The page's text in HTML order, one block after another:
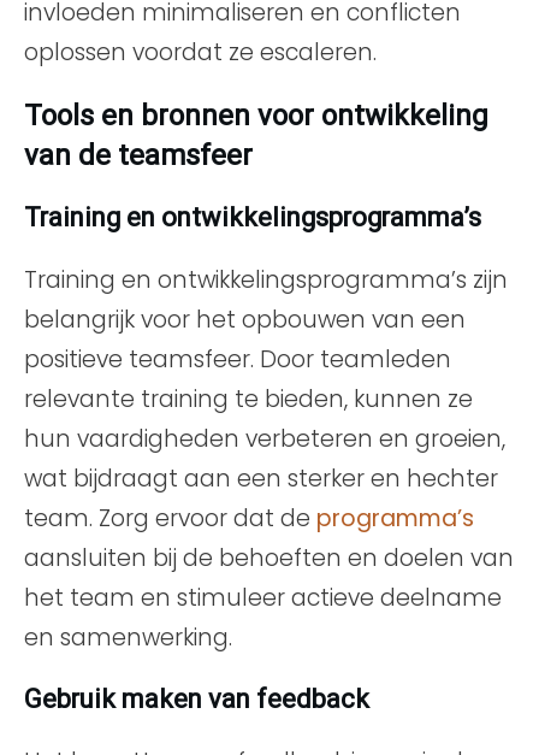
invloeden minimaliseren en conflicten
oplossen voordat ze escaleren.
Tools en bronnen voor ontwikkeling
van de teamsfeer
Training en ontwikkelingsprogramma’s
Training en ontwikkelingsprogramma’s zijn
belangrijk voor het opbouwen van een
positieve teamsfeer. Door teamleden
relevante training te bieden, kunnen ze
hun vaardigheden verbeteren en groeien,
wat bijdraagt aan een sterker en hechter
team. Zorg ervoor dat de programma’s
aansluiten bij de behoeften en doelen van
het team en stimuleer actieve deelname
en samenwerking.
Gebruik maken van feedback